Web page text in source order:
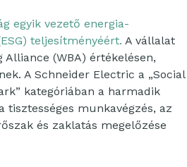
egyik vezető energia-
teljesítményéért. A vállalat
(WBA) értékelésen,
A Schneider Electric a „Social
kategóriában a harmadik
munkavégzés, az
és zaklatás megelőzése